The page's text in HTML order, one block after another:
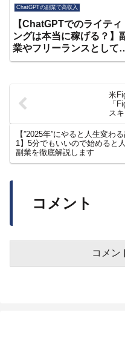
ChatGPTの副業で高収入
【ChatGPTでのライティ
ングは本当に稼げる？】
業やフリーランスとして
Webライティングにチャ
ライター #aiライティング
#shorts
米
「Figure 03」発
ス
【”2025年”にやると人生変わ
1】5分でもいいので始めると
副業を徹底解説します
コメント
コメン